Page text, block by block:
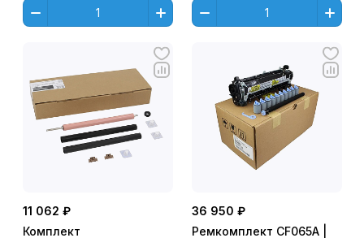
11 062 ₽
Комплект
36 950 ₽
Ремкомплект CF065A |